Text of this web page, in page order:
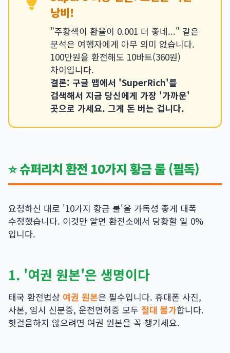
낭비!
"주황색이 환율이 0.001 더 좋네..." 같은
분석은 여행자에게 아무 의미 없습니다.
100만원을 환전해도 10바트(360원)
차이입니다.
결론: 구글 맵에서 'SuperRich'를
검색해서 지금 당신에게 가장 '가까운'
곳으로 가세요. 그게 돈 버는 겁니다.
⭐ 슈퍼리치 환전 10가지 황금 룰 (필독)
요청하신 대로 '10가지 황금 룰'을 가독성 좋게 대폭
수정했습니다. 이것만 알면 환전소에서 당황할 일 0%
입니다.
1. '여권 원본'은 생명이다
태국 환전법상 여권 원본은 필수입니다. 휴대폰 사진,
사본, 임시 신분증, 운전면허증 모두 절대 불가합니다.
헛걸음하지 않으려면 여권 원본을 꼭 챙기세요.